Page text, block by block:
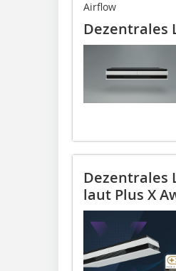
Airflow
Dezentrales
Dezentrales
laut Plus X